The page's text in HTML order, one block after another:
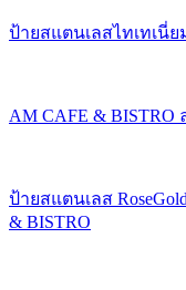
ป้ายสแตนเลสไทเทเนี่
AM CAFE & BISTRO
ป้ายสแตนเลส
& BISTRO